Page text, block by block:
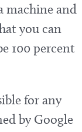
machine and
you can
100 percent
for any
by Google